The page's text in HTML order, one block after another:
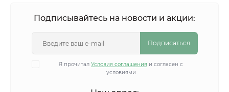
Подписывайтесь на новости и акции:
Подписаться
Я прочитал Условия соглашения и согласен с
условиями